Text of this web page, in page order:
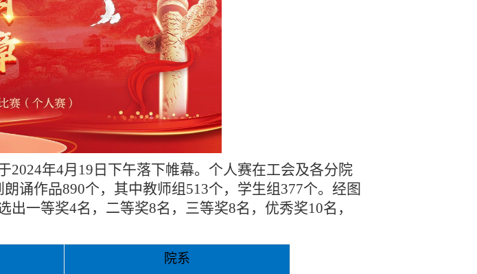
2024年4月19日下午落下帷幕。 个人赛在工会及各分院
朗诵作品890个，其中教师组513个，学生组377个。经图
出一等奖4名，二等奖8名，三等奖8名 ，优秀奖10名 ，
院系